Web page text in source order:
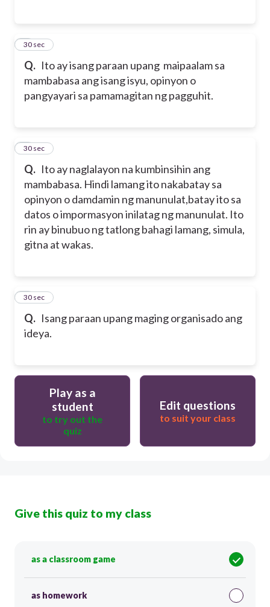
Q. Ito ay isang paraan upang maipaalam sa
mambabasa ang isang isyu, opinyon o
pangyayari sa pamamagitan ng pagguhit.
3
30 sec
Q. Ito ay naglalayon na kumbinsihin ang
mambabasa. Hindi lamang ito nakabatay sa
opinyon o damdamin ng manunulat,batay ito sa
datos o impormasyon inilatag ng manunulat. Ito
rin ay binubuo ng tatlong bahagi lamang, simula,
gitna at wakas.
4
30 sec
Q. Isang paraan upang maging organisado ang
ideya.
5
30 sec
Play as a
student
to try out the
quiz
Edit questions
to suit your class
Give this quiz to my class
as a classroom game
as homework